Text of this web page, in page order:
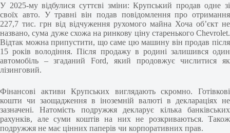
У 2025-му відбулися суттєві зміни: Крупський продав одне зі
своїх авто. У травні він подав повідомлення про отримання
227,7 тис. грн від відчуження рухомого майна Хоча об’єкт не
названо, сума дуже схожа на ринкову ціну старенького Chevrolet.
Відтак можна припустити, що саме цю машину він продав після
15 років володіння. Після продажу в родині залишився один
автомобіль – згаданий Ford, який продовжує числитися як
лізинговий.
Фінансові активи Крупських виглядають скромно. Готівкові
кошти чи заощадження в іноземній валюті в деклараціях не
зазначені. Натомість подружжя декларує кілька банківських
рахунків, але суми коштів на них не розкриваються. Також
подружжя не має цінних паперів чи корпоративних прав.